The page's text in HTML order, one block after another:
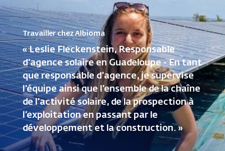
Travailler chez Albioma
« Leslie Fleckenstein, Responsable
d'agence solaire en Guadeloupe - En tant
que responsable d’agence, je supervise
l’équipe ainsi que l’ensemble de la chaîne
de l’activité solaire, de la prospection à
l’exploitation en passant par le
développement et la construction. »